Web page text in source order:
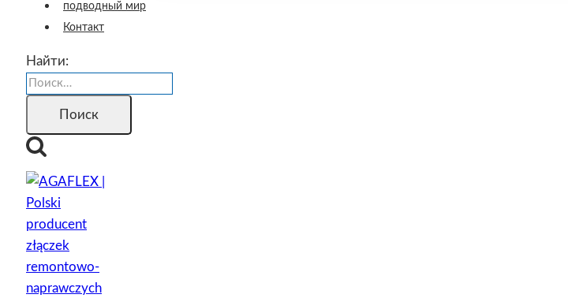
подводный мир
Контакт
Найти: